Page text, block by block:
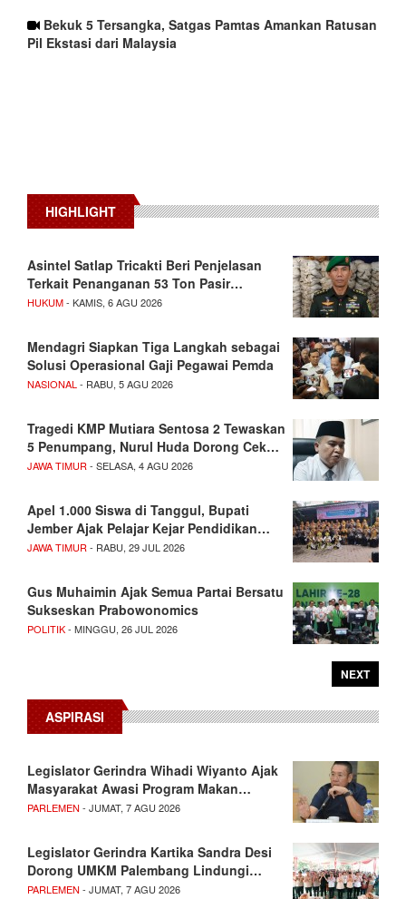
Bekuk 5 Tersangka, Satgas Pamtas Amankan Ratusan
Pil Ekstasi dari Malaysia
HIGHLIGHT
Asintel Satlap Tricakti Beri Penjelasan
Terkait Penanganan 53 Ton Pasir…
HUKUM- KAMIS, 6 AGU 2026
Mendagri Siapkan Tiga Langkah sebagai
Solusi Operasional Gaji Pegawai Pemda
NASIONAL - RABU, 5 AGU 2026
Tragedi KMP Mutiara Sentosa 2 Tewaskan
5 Penumpang, Nurul Huda Dorong Cek…
JAWA TIMUR - SELASA, 4 AGU 2026
Apel 1.000 Siswa di Tanggul, Bupati
Jember Ajak Pelajar Kejar Pendidikan…
JAWA TIMUR - RABU, 29 JUL 2026
Gus Muhaimin Ajak Semua Partai Bersatu
Sukseskan Prabowonomics
POLITIK- MINGGU, 26 JUL 2026
NEXT
ASPIRASI
Legislator Gerindra Wihadi Wiyanto Ajak
Masyarakat Awasi Program Makan…
PARLEMEN - JUMAT, 7 AGU 2026
Legislator Gerindra Kartika Sandra Desi
Dorong UMKM Palembang Lindungi…
PARLEMEN - JUMAT, 7 AGU 2026